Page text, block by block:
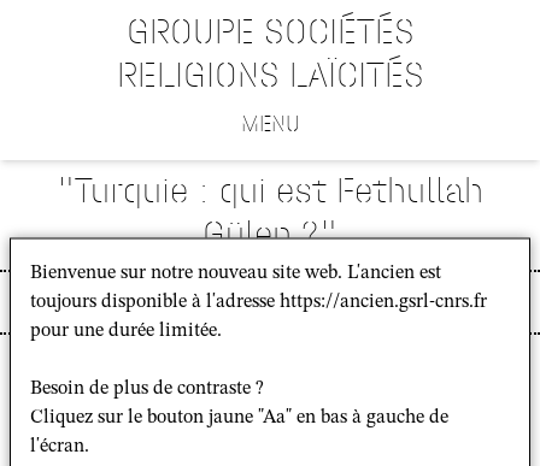
GROUPE SOCIÉTÉS
RELIGIONS LAÏCITÉS
MENU
"Turquie : qui est Fethullah
Gülen ?"
interventions médias
Article publié sur Le Point du 22/8/2016
Selon Recep Tayyip Erdogan, Gülen est un traître.
Bienvenue sur notre nouveau site web. L'ancien est
toujours disponible à l'adresse https://ancien.gsrl-cnrs.fr
pour une durée limitée.
Besoin de plus de contraste ?
Cliquez sur le bouton jaune "Aa" en bas à gauche de
l'écran.